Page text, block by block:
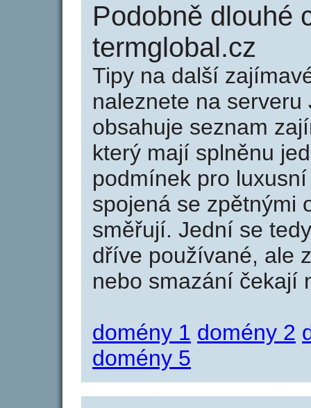
Podobně dlouhé
termglobal.cz
Tipy na další
naleznete na serveru
obsahuje seznam
který mají splněnu
podmínek pro
spojená se zpětnými
směřují. Jední se
dříve používané, ale
nebo smazání čekají
domény 1 domény 2
domény 5